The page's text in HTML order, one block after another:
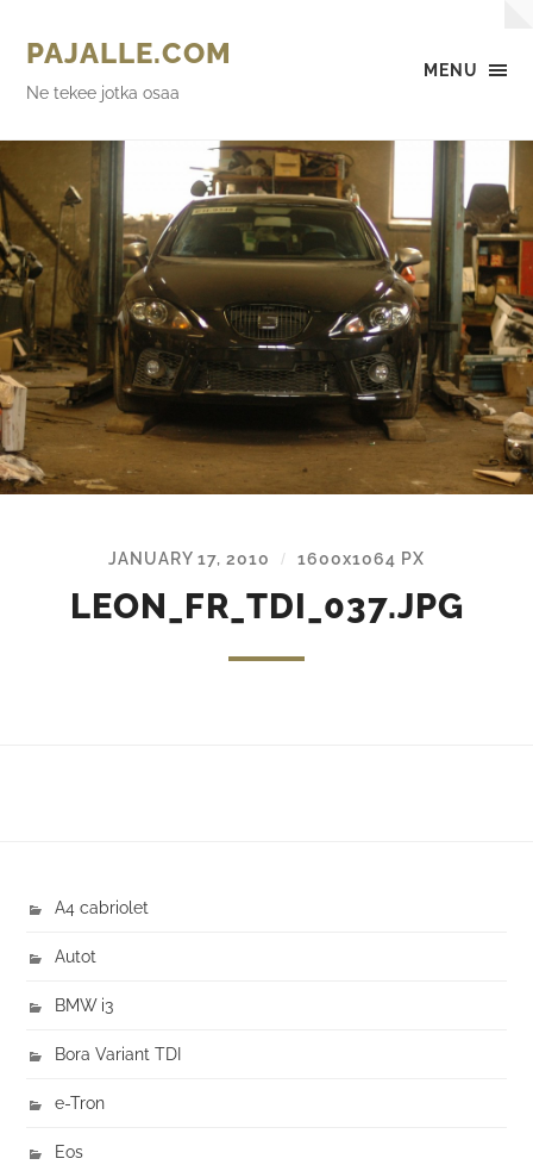
MENU
PAJALLE.COM
Ne tekee jotka osaa
JANUARY 17, 2010 / 1600x1064 PX
LEON_FR_TDI_037.JPG
A4 cabriolet
Autot
BMW i3
Bora Variant TDI
e-Tron
Eos